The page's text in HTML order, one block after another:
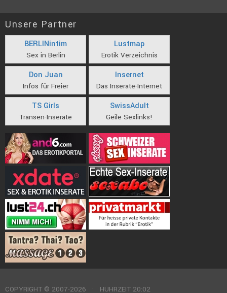
Unsere Partner
BERLINintim
Sex in Berlin
Lustmap
Erotik Verzeichnis
Don Juan
Infos für Freier
Insernet
Das Inserate-Internet
TS Girls
Transen-Inserate
SwissAdult
Geile Sexlinks!
COPYRIGHT © 2007-2026 · HUHRZEIT 20:02